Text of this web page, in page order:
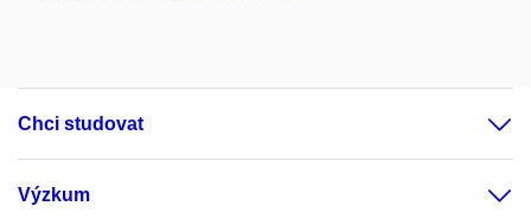
Chci studovat
Výzkum